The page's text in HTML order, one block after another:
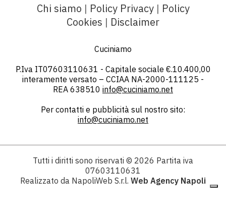
Chi siamo | Policy Privacy| Policy
Cookies | Disclaimer
Cuciniamo
P.Iva IT07603110631 - Capitale sociale €.10.400,00
interamente versato – CCIAA NA-2000-111125 -
REA 638510 info@cuciniamo.net
Per contatti e pubblicità sul nostro sito:
info@cuciniamo.net
Tutti i diritti sono riservati © 2026 Partita iva
07603110631
Realizzato da NapoliWeb S.r.l. Web Agency Napoli